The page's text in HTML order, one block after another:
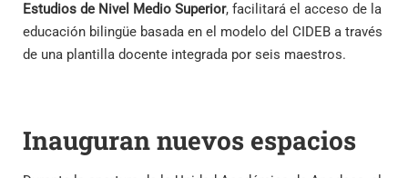
Estudios de Nivel Medio Superior, facilitará el acceso de la
educación bilingüe basada en el modelo del CIDEB a través
de una plantilla docente integrada por seis maestros.
Inauguran nuevos espacios